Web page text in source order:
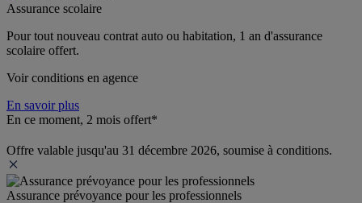
Assurance scolaire
Pour tout nouveau contrat auto ou habitation, 1 an d'assurance
scolaire offert.
Voir conditions en agence
En savoir plus
En ce moment, 2 mois offert*
Offre valable jusqu'au 31 décembre 2026, soumise à conditions.
Assurance prévoyance pour les professionnels